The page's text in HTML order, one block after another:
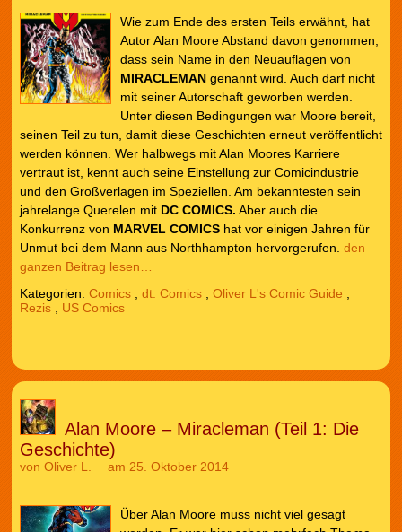
Wie zum Ende des ersten Teils erwähnt, hat
Autor Alan Moore Abstand davon genommen,
dass sein Name in den Neuauflagen von
MIRACLEMANgenannt wird. Auch darf nicht
mit seiner Autorschaft geworben werden.
Unter diesen Bedingungen war Moore bereit,
seinen Teil zu tun, damit diese Geschichten erneut veröffentlicht
werden können. Wer halbwegs mit Alan Moores Karriere
vertraut ist, kennt auch seine Einstellung zur Comicindustrie
und den Großverlagen im Speziellen. Am bekanntesten sein
jahrelange Querelen mit DC COMICS. Aber auch die
Konkurrenz von MARVEL COMICShat vor einigen Jahren für
Unmut bei dem Mann aus Northhampton hervorgerufen. den
ganzen Beitrag lesen…
Kategorien: Comics, dt. Comics, Oliver L's Comic Guide
Rezis, US Comics
Alan Moore – Miracleman (Teil 1: Die
Geschichte)
von Oliver L. am 25. Oktober 2014
Über Alan Moore muss nicht viel gesagt